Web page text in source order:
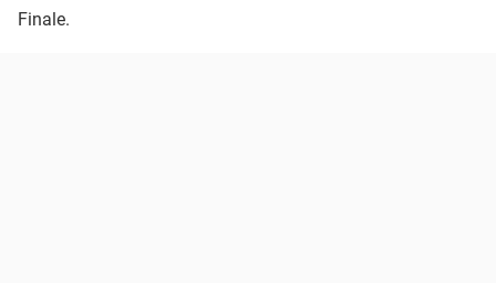
Finale.